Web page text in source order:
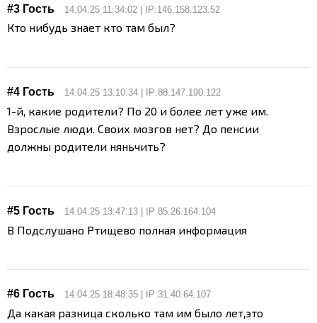
#3 Гость 14.04.25 11:34:02 | IP:146.158.123.52
Кто нибудь знает кто там был?
#4 Гость 14.04.25 13:10:34 | IP:88.147.190.122
1-й, какие родители? По 20 и более лет уже им.
Взрослые люди. Своих мозгов нет? До пенсии
должны родители няньчить?
#5 Гость 14.04.25 13:47:13 | IP:85.26.164.104
В Подслушано Ртищево полная информация
#6 Гость 14.04.25 18:48:35 | IP:31.40.64.107
Да какая разница сколько там им было лет,это